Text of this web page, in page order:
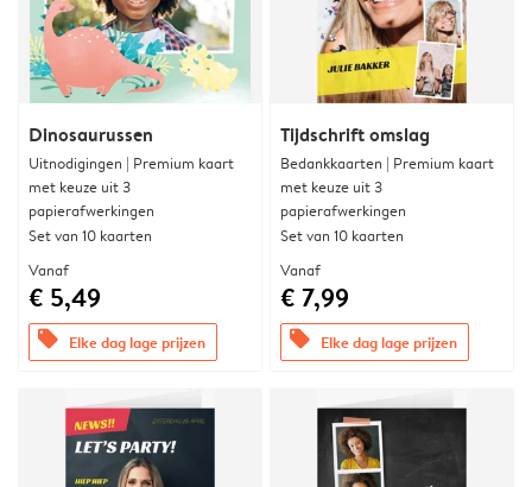
Dinosaurussen
Uitnodigingen | Premium kaart
met keuze uit 3
papierafwerkingen
Set van 10 kaarten
Vanaf
€ 5,49
offers Elke dag lage prijzen
Tijdschrift omslag
Bedankkaarten | Premium kaart
met keuze uit 3
papierafwerkingen
Set van 10 kaarten
Vanaf
€ 7,99
offers Elke dag lage prijzen